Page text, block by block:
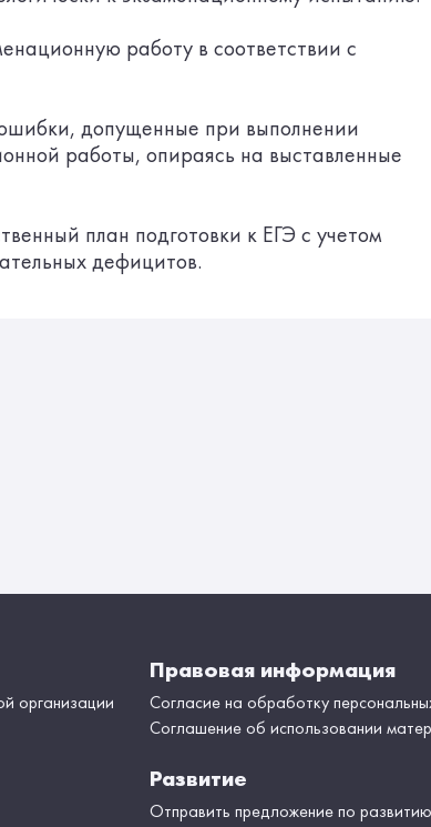
работу в соответствии с
допущенные при выполнении
работы, опираясь на выставленные
план подготовки к ЕГЭ с учетом
дефицитов.
организации
Правовая информация
Согласие на обработку
Соглашение об использовании
Развитие
Отправить предложение по